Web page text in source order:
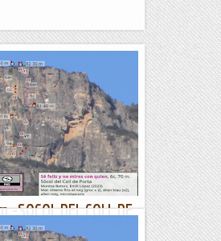
SOCOL DEL COLL DE